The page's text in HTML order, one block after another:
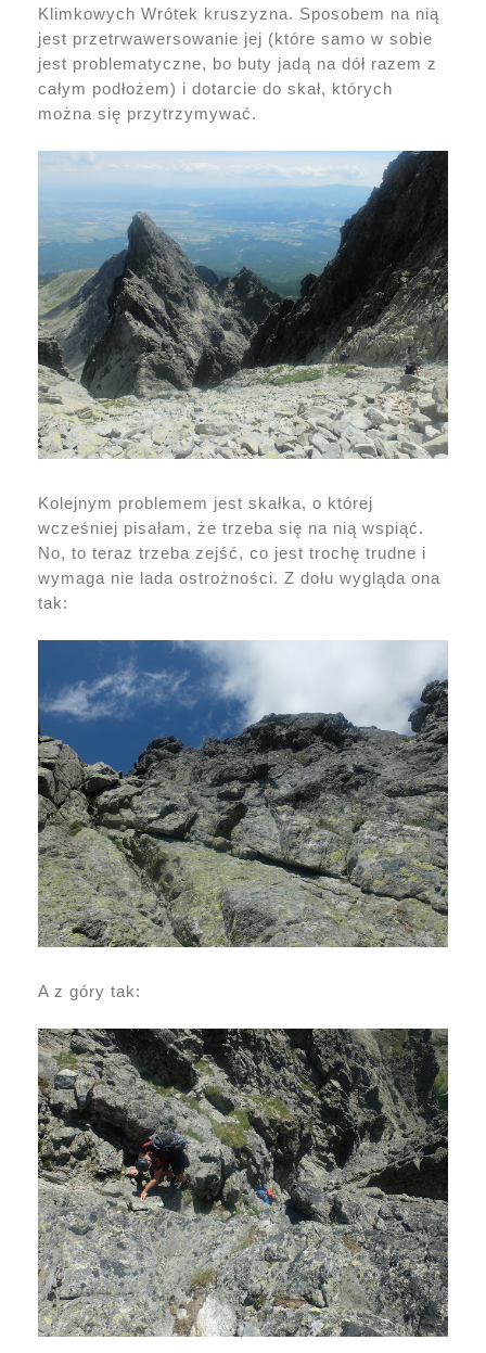
Klimkowych Wrótek kruszyzna. Sposobem na nią
jest przetrwawersowanie jej (które samo w sobie
jest problematyczne, bo buty jadą na dół razem z
całym podłożem) i dotarcie do skał, których
można się przytrzymywać.
Kolejnym problemem jest skałka, o której
wcześniej pisałam, że trzeba się na nią wspiąć.
No, to teraz trzeba zejść, co jest trochę trudne i
wymaga nie lada ostrożności. Z dołu wygląda ona
tak:
A z góry tak: